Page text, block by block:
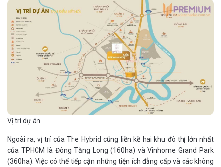
Vị trí dự án
Ngoài ra, vị trí của The Hybrid cũng liền kề hai khu đô thị lớn nhất
của TPHCM là Đông Tăng Long (160ha) và Vinhome Grand Park
(360ha). Việc có thể tiếp cận những tiện ích đẳng cấp và các không